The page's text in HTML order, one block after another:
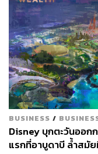
BUSINESS /
Disney บุกตะวันออก
แรกที่อาบูดาบี ล้ำสมั